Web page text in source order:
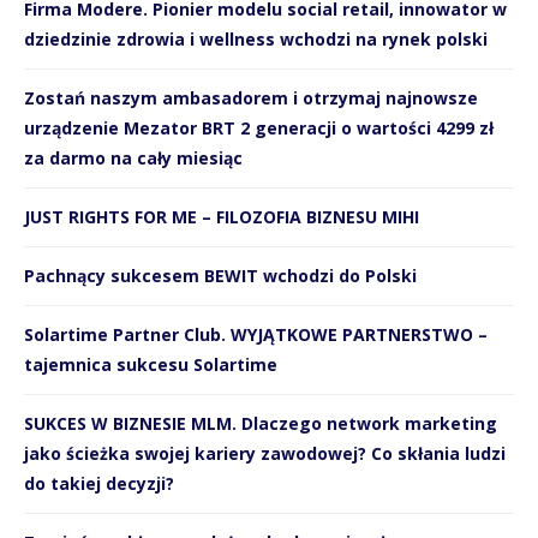
Firma Modere. Pionier modelu social retail, innowator w
dziedzinie zdrowia i wellness wchodzi na rynek polski
Zostań naszym ambasadorem i otrzymaj najnowsze
urządzenie Mezator BRT 2 generacji o wartości 4299 zł
za darmo na cały miesiąc
JUST RIGHTS FOR ME – FILOZOFIA BIZNESU MIHI
Pachnący sukcesem BEWIT wchodzi do Polski
Solartime Partner Club. WYJĄTKOWE PARTNERSTWO –
tajemnica sukcesu Solartime
SUKCES W BIZNESIE MLM. Dlaczego network marketing
jako ścieżka swojej kariery zawodowej? Co skłania ludzi
do takiej decyzji?